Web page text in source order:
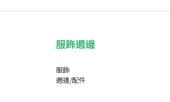
服飾週邊
服飾
週邊/配件